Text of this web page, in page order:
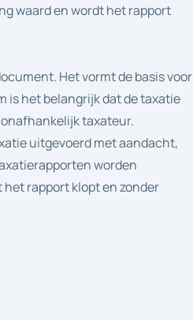
waard en wordt het rapport
Het vormt de basis voor
is het belangrijk dat de taxatie
taxateur.
uitgevoerd met aandacht,
worden
het rapport klopt en zonder